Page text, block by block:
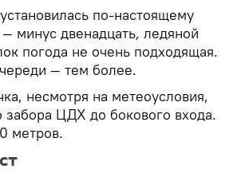
по-настоящему
минус двенадцать, ледяной
погода не очень подходящая.
— тем более.
несмотря на метеоусловия,
забора ЦДХ до бокового входа.
метров.